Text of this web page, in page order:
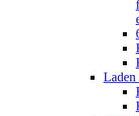
Laden